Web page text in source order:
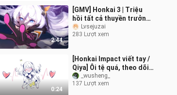
2:44
[GMV] Honkai 3 | Triệu
hồi tất cả thuyền trưởng,
đây… là lần cuối!
Lvsejuzai
283 Lượt xem
0:24
[Honkai Impact viết tay /
Qiya] Ôi tệ quá, theo dõi
lại được tìm thấy Liao
_wusheng_
137 Lượt xem